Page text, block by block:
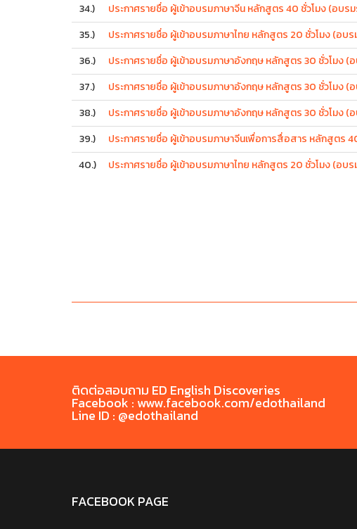
34.)
ประกาศรายชื่อ ผู้เข้าอบรมภาษาจีน หลักสูตร 40 ชั่วโมง (อบ
35.)
ประกาศรายชื่อ ผู้เข้าอบรมภาษาไทย หลักสูตร 20 ชั่วโมง (อ
36.)
ประกาศรายชื่อ ผู้เข้าอบรมภาษาอังกฤษ หลักสูตร 30 ชั่วโมง
37.)
ประกาศรายชื่อ ผู้เข้าอบรมภาษาอังกฤษ หลักสูตร 30 ชั่วโมง
38.)
ประกาศรายชื่อ ผู้เข้าอบรมภาษาอังกฤษ หลักสูตร 30 ชั่วโมง
39.)
ประกาศรายชื่อ ผู้เข้าอบรมภาษาจีนเพื่อการสื่อสาร หลักสูตร
40.)
ประกาศรายชื่อ ผู้เข้าอบรมภาษาไทย หลักสูตร 20 ชั่วโมง (อ
ติดต่อสอบถาม ED English Discoveries
Facebook : www.facebook.com/edothailand
Line ID : @edothailand
FACEBOOK PAGE